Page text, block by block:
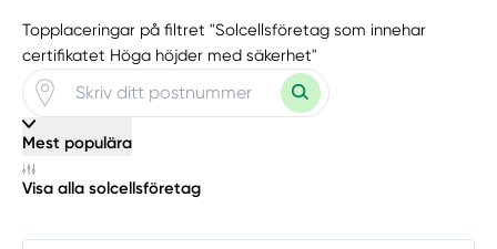
Topplaceringar på filtret "Solcellsföretag som innehar
certifikatet Höga höjder med säkerhet"
Mest populära
Visa alla solcellsföretag